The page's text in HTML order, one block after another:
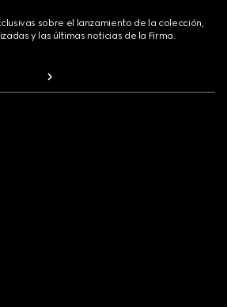
sobre el lanzamiento de la colección,
y las últimas noticias de la Firma.